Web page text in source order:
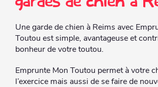
Une garde de chien à Reims avec
Toutou est simple, avantageuseet
bonheur de votre toutou.
Emprunte Mon Toutou permet à votre
l’exercice mais aussi de se faire de